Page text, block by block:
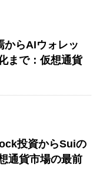
からAIウォレッ
まで：仮想通貨
投資からSuiの
通貨市場の最前